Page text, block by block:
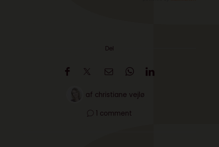
Del
af christiane vejlø
1 comment